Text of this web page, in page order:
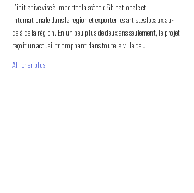
L'initiative vise à importer la scène d&b nationale et
internationale dans la région et exporter les artistes locaux au-
delà de la région. En un peu plus de deux ans seulement, le projet
reçoit un accueil triomphant dans toute la ville de …
Afficher plus